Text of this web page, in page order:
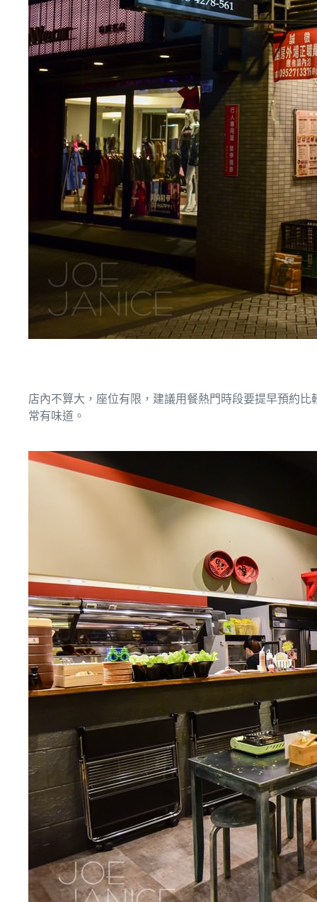
店內不算大，座位有限，建議用餐熱門時段要提早預約
常有味道。